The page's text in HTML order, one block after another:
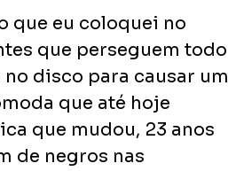
que eu coloquei no
que perseguem todo
disco para causar um
que até hoje
que mudou, 23 anos
de negros nas